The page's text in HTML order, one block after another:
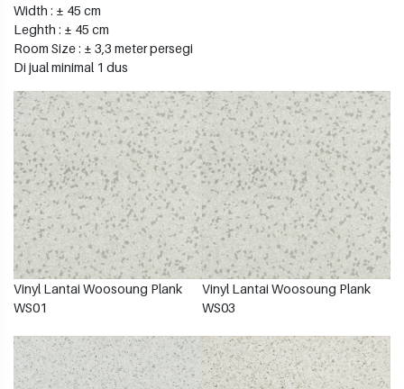
Width : ± 45 cm
Leghth : ± 45 cm
Room Size : ± 3,3 meter persegi
Di jual minimal 1 dus
Vinyl Lantai Woosoung Plank
WS01
Vinyl Lantai Woosoung Plank
WS03